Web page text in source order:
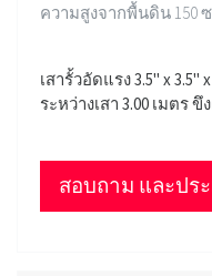
ความสูงจากพื้นดิน 150
เสารั้วอัดแรง 3.5" x 3.5"
ระหว่างเสา 3.00 เมตร
สอบถาม และปร